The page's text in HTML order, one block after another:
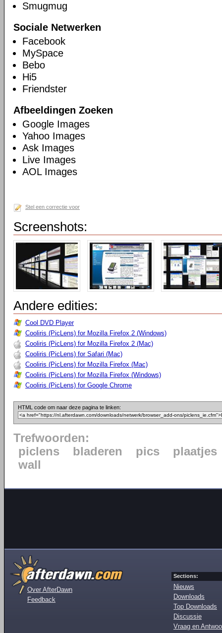
Smugmug
Sociale Netwerken
Facebook
MySpace
Bebo
Hi5
Friendster
Afbeeldingen Zoeken
Google Images
Yahoo Images
Ask Images
Live Images
AOL Images
Stel een correctie voor
Screenshots:
Andere edities:
Cool DVD Player
Cooliris (PicLens) for Mozilla Firefox 2 (Windows)
Cooliris (PicLens) for Mozilla Firefox 2 (Mac)
Cooliris (PicLens) for Safari (Mac)
Cooliris (PicLens) for Mozilla Firefox (Mac)
Cooliris (PicLens) for Mozilla Firefox (Windows)
Cooliris (PicLens) for Google Chrome
HTML code om naar deze pagina te linken:
Trefwoorden:
piclens
bladeren pics
plaatjes
wall
Over AfterDawn
Feedback
Sections:
Nieuws
Downloads
Top Downloads
Discussie
Vraag en